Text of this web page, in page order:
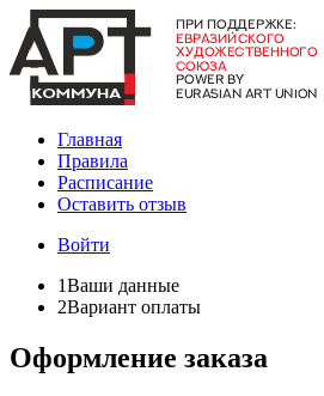
Главная
Правила
Расписание
Оставить отзыв
Войти
1Ваши данные
2Вариант оплаты
Оформление заказа